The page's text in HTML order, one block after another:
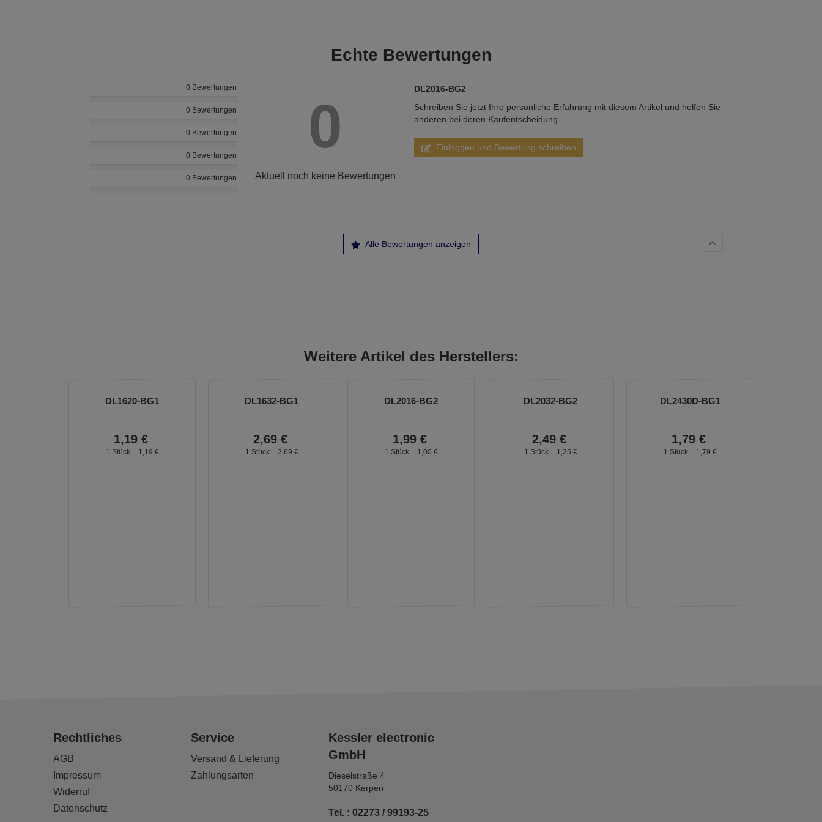
Echte Bewertungen
0 Bewertungen
0 Bewertungen
0 Bewertungen
0 Bewertungen
0 Bewertungen
0
Aktuell noch keine Bewertungen
DL2016-BG2
Schreiben Sie jetzt Ihre persönliche Erfahrung mit diesem Artikel und helfen Sie
anderen bei deren Kaufentscheidung
Einloggen und Bewertung schreiben
Alle Bewertungen anzeigen
Weitere Artikel des Herstellers:
DL1620-BG1
1,19 €
1 Stück = 1, 19 €
DL1632-BG1
2,69 €
1 Stück = 2, 69 €
DL2016-BG2
1,99 €
1 Stück = 1, 00 €
DL2032-BG2
2,49 €
1 Stück = 1, 25 €
DL2430D-BG1
1,79 €
1 Stück = 1, 79 €
Rechtliches
AGB
Impressum
Widerruf
Datenschutz
Service
Versand & Lieferung
Zahlungsarten
Kessler electronic
GmbH
Dieselstraße 4
50170 Kerpen
Tel. : 02273 / 99193-25